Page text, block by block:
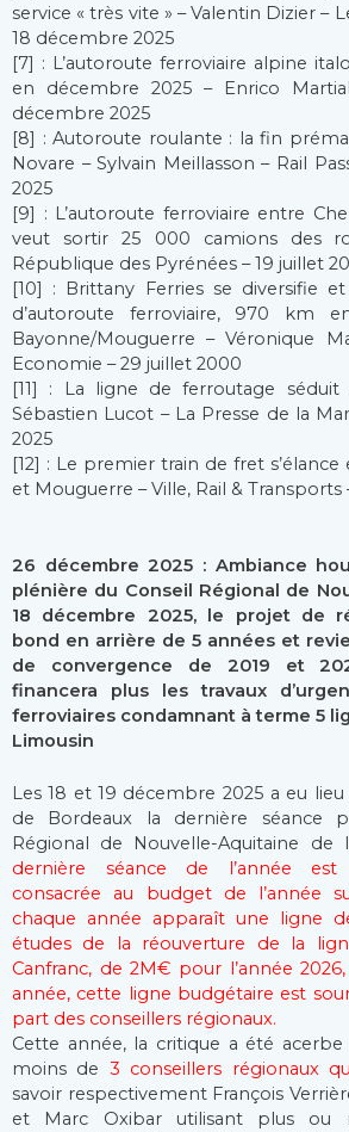
service « très vite » – Valentin Dizier –
18 décembre 2025
[7] : L’autoroute ferroviaire alpine
en décembre 2025 – Enrico
décembre 2025
[8] : Autoroute roulante : la fin
Novare – Sylvain Meillasson – Rail
2025
[9] : L’autoroute ferroviaire entre
veut sortir 25 000 camions des
République des Pyrénées – 19 juillet
[10] : Brittany Ferries se diversifie
d’autoroute ferroviaire, 970 km
Bayonne/Mouguerre – Véronique
Economie – 29 juillet 2000
[11] : La ligne de ferroutage
Sébastien Lucot – La Presse de la
2025
[12] : Le premier train de fret
et Mouguerre – Ville, Rail & Transports
26 décembre 2025 : Ambiance
plénière du Conseil Régional de
18 décembre 2025, le projet de
bond en arrière de 5 années et
de convergence de 2019 et
financera plus les travaux
ferroviaires condamnant à terme 5
Limousin
Les 18 et 19 décembre 2025 a eu
de Bordeaux la dernière séance
Régional de Nouvelle-Aquitaine de
dernière séance de l’année est
consacrée au budget de l’année
chaque année apparaît une ligne
études de la réouverture de la
Canfranc, de 2M€ pour l’année
année, cette ligne budgétaire est
part des conseillers régionaux.
Cette année, la critique a été
moins de 3 conseillers régionaux
savoir respectivement François
et Marc Oxibar utilisant plus ou